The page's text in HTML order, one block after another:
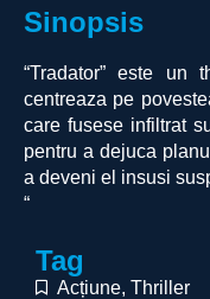
Sinopsis
“Tradator” este
centreaza pe
care fusese infiltrat
pentru a dejuca
a deveni el insusi
“
Tag
Acțiune, Thriller